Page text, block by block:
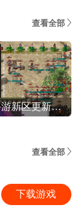
查看全部
传奇手游新区更新攻略,热血传奇手机版新区人民币法师玩家晚八点前怎么升40级
查看全部
下载游戏